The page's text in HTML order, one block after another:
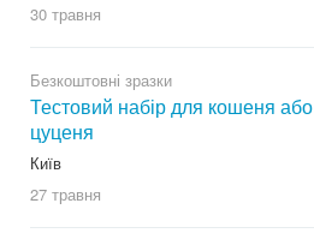
30 травня
Безкоштовні зразки
Тестовий набір для кошеня або
цуценя
Київ
27 травня